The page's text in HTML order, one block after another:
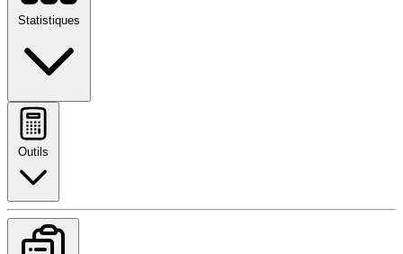
Statistiques
Outils